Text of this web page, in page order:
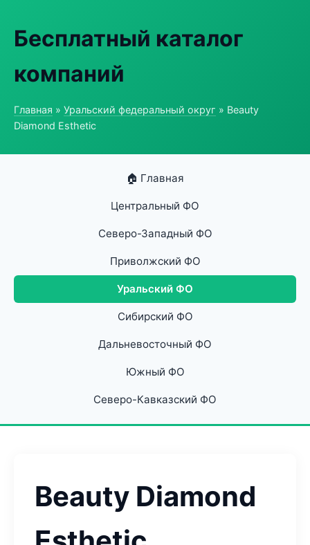
Бесплатный каталог
компаний
Главная » Уральский федеральный округ » Beauty
Diamond Esthetic
🏠 Главная
Центральный ФО
Северо-Западный ФО
Приволжский ФО
Уральский ФО
Сибирский ФО
Дальневосточный ФО
Южный ФО
Северо-Кавказский ФО
Beauty Diamond